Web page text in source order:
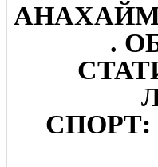
АНАХАЙМ
.